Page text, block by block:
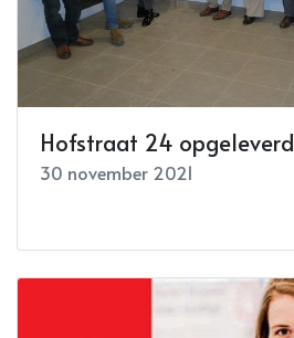
Hofstraat 24 opgeleverd
30 november 2021